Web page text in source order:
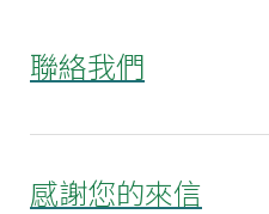
聯絡我們
感謝您的來信